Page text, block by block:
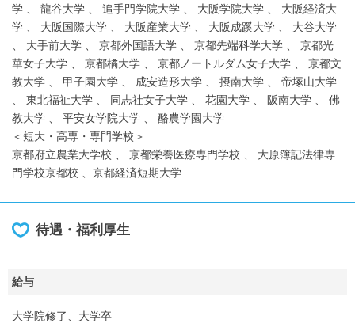
学 、 龍谷大学 、 追手門学院大学 、 大阪学院大学 、 大阪経済大
学 、 大阪国際大学 、 大阪産業大学 、 大阪成蹊大学 、 大谷大学
、 大手前大学 、 京都外国語大学 、 京都先端科学大学 、 京都光
華女子大学 、 京都橘大学 、 京都ノートルダム女子大学 、 京都文
教大学 、 甲子園大学 、 成安造形大学 、 摂南大学 、 帝塚山大学
、 東北福祉大学 、 同志社女子大学 、 花園大学 、 阪南大学 、 佛
教大学 、 平安女学院大学 、 酪農学園大学
＜短大・高専・専門学校＞
京都府立農業大学校 、 京都栄養医療専門学校 、 大原簿記法律専
門学校京都校 、京都経済短期大学
待遇・福利厚生
給与
大学院修了、大学卒